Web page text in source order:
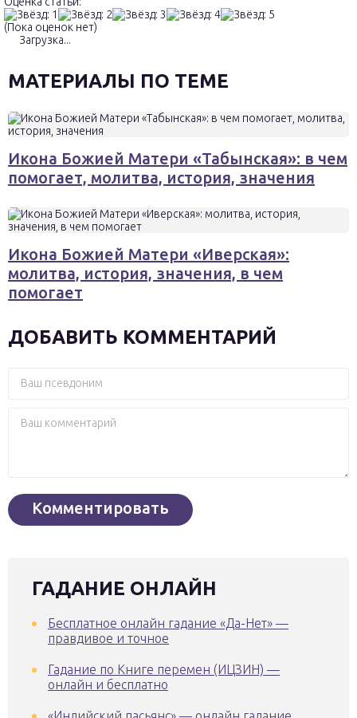
(Пока оценок нет)
Загрузка...
МАТЕРИАЛЫ ПО ТЕМЕ
Икона Божией Матери «Табынская»: в чем
помогает, молитва, история, значения
Икона Божией Матери «Иверская»:
молитва, история, значения, в чем
помогает
ДОБАВИТЬ КОММЕНТАРИЙ
ГАДАНИЕ ОНЛАЙН
Бесплатное онлайн гадание «Да-Нет» —
правдивое и точное
Гадание по Книге перемен (ИЦЗИН) —
онлайн и бесплатно